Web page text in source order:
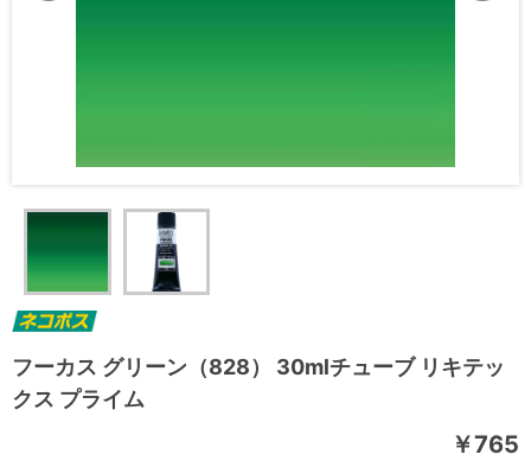
フーカス グリーン（828） 30mlチューブ リキテッ
クス プライム
￥765